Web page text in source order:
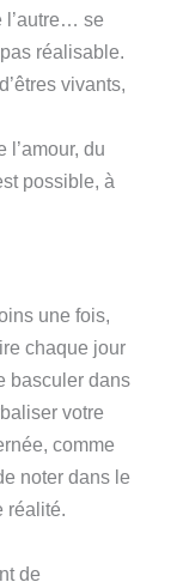
l’autre… se
réalisable.
vivants,
l’amour, du
possible, à
une fois,
chaque jour
basculer dans
votre
comme
noter dans le
réalité.
de